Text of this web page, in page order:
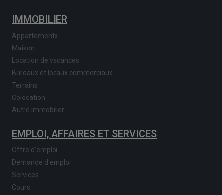
IMMOBILIER
Appartements
Maison
Location de vacances
Bureaux et locaux commerciaux
Terrains
Colocation
Autre immobilier
EMPLOI, AFFAIRES ET SERVICES
Offre d'emploi
Demande d'emploi
Services
Cours